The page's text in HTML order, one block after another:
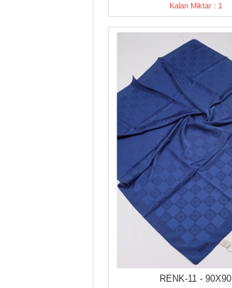
Kalan Miktar : 1
RENK-11 - 90X90